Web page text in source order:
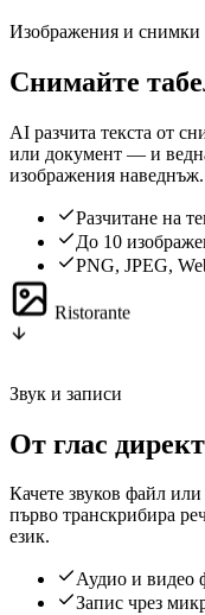
Изображения и снимки
Снимайте
AI разчита текста от
или документ — и
изображения наведнъж.
Разчитане на
До 10
PNG, JPEG,
Ristorante
Звук и записи
От глас
Качете звуков файл
първо транскрибира
език.
Аудио и видео
Запис чрез